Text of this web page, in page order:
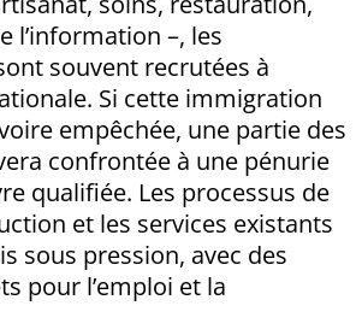
l’information –, les
souvent recrutées à
Si cette immigration
empêchée, une partie des
confrontée à une pénurie
qualifiée. Les processus de
et les services existants
sous pression, avec des
pour l’emploi et la